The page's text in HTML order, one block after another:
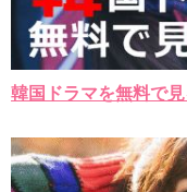
韓国ドラマを無料で